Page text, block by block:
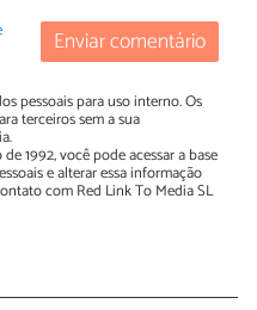
Enviar comentário
pessoais para uso interno. Os
terceiros sem a sua
1992, você pode acessar a base
e alterar essa informação
com Red Link To Media SL